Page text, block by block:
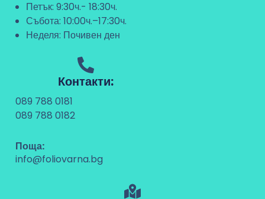
Петък: 9:30ч.- 18:30ч.
Събота: 10:00ч.–17:30ч.
Неделя: Почивен ден
Контакти:
089 788 0181
089 788 0182
Поща:
info@foliovarna.bg